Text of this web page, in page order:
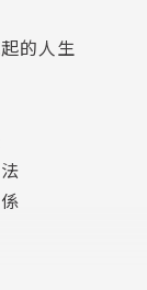
為您一一解密：
生勝利組必備的
善用「胃心口專
他的胃，真的有
加薪，必敗！
氣！」到底是
略了是腸胃問
的人生